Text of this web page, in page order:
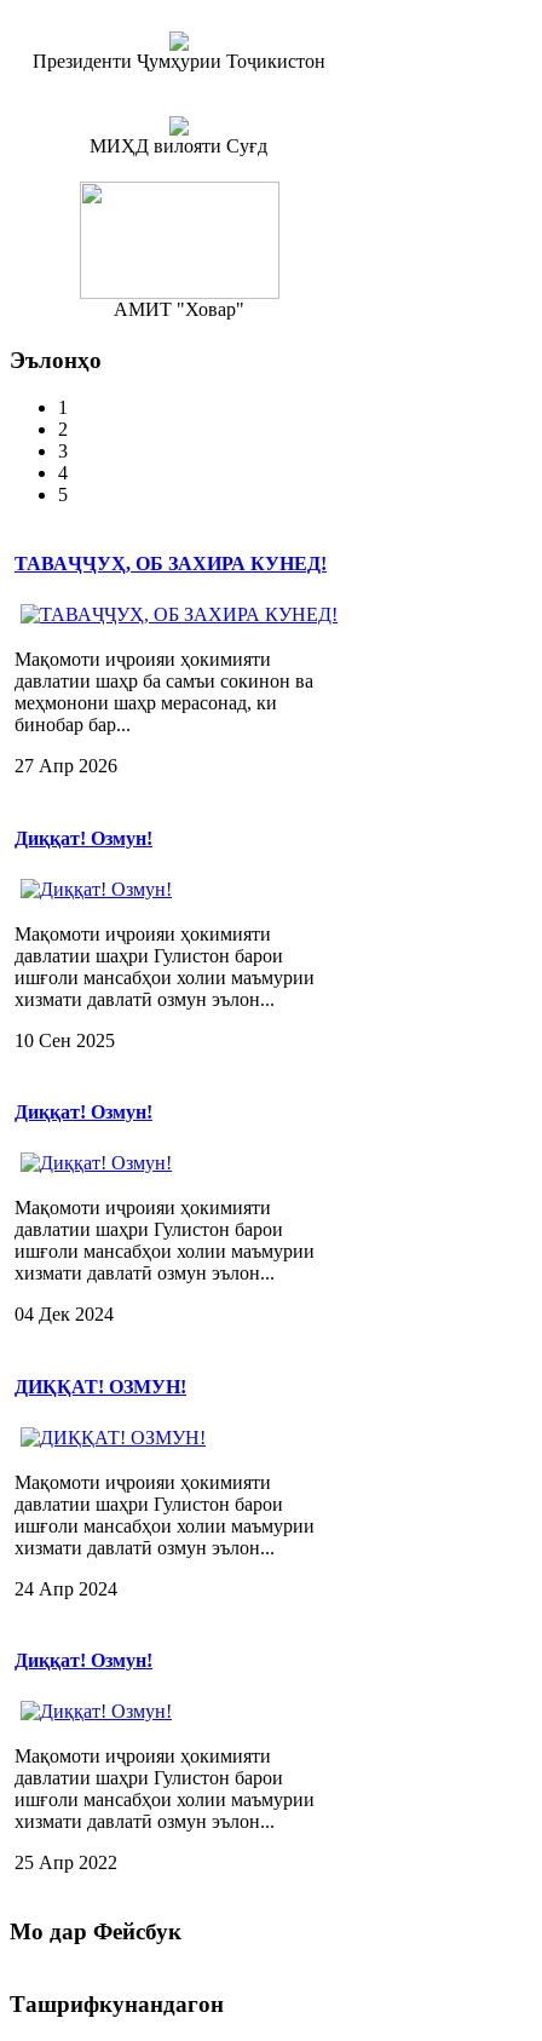
Президенти Ҷумҳурии Тоҷикистон
МИҲД вилояти Суғд
АМИТ "Ховар"
Эълонҳо
1
2
3
4
5
ТАВАҶҶУҲ, ОБ ЗАХИРА КУНЕД!
Мақомоти иҷроияи ҳокимияти
давлатии шаҳр ба самъи сокинон ва
меҳмонони шаҳр мерасонад, ки
бинобар бар...
27 Апр 2026
Диққат! Озмун!
Мақомоти иҷроияи ҳокимияти
давлатии шаҳри Гулистон барои
ишғоли мансабҳои холии маъмурии
хизмати давлатӣ озмун эълон...
10 Сен 2025
Диққат! Озмун!
Мақомоти иҷроияи ҳокимияти
давлатии шаҳри Гулистон барои
ишғоли мансабҳои холии маъмурии
хизмати давлатӣ озмун эълон...
04 Дек 2024
ДИҚҚАТ! ОЗМУН!
Мақомоти иҷроияи ҳокимияти
давлатии шаҳри Гулистон барои
ишғоли мансабҳои холии маъмурии
хизмати давлатӣ озмун эълон...
24 Апр 2024
Диққат! Озмун!
Мақомоти иҷроияи ҳокимияти
давлатии шаҳри Гулистон барои
ишғоли мансабҳои холии маъмурии
хизмати давлатӣ озмун эълон...
25 Апр 2022
Мо дар Фейсбук
Ташрифкунандагон